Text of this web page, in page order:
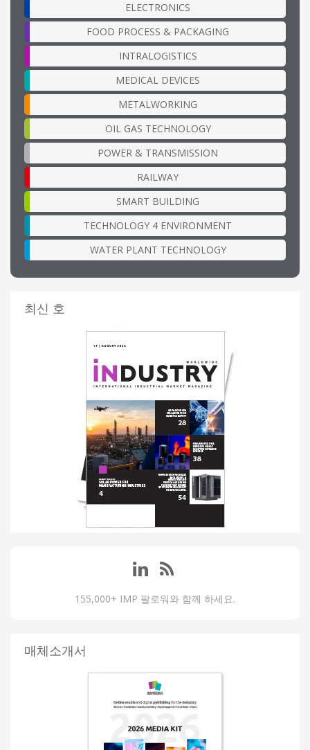
ELECTRONICS
FOOD PROCESS & PACKAGING
INTRALOGISTICS
MEDICAL DEVICES
METALWORKING
OIL GAS TECHNOLOGY
POWER & TRANSMISSION
RAILWAY
SMART BUILDING
TECHNOLOGY 4 ENVIRONMENT
WATER PLANT TECHNOLOGY
최신 호
155,000+ IMP 팔로워와 함께 하세요.
매체소개서